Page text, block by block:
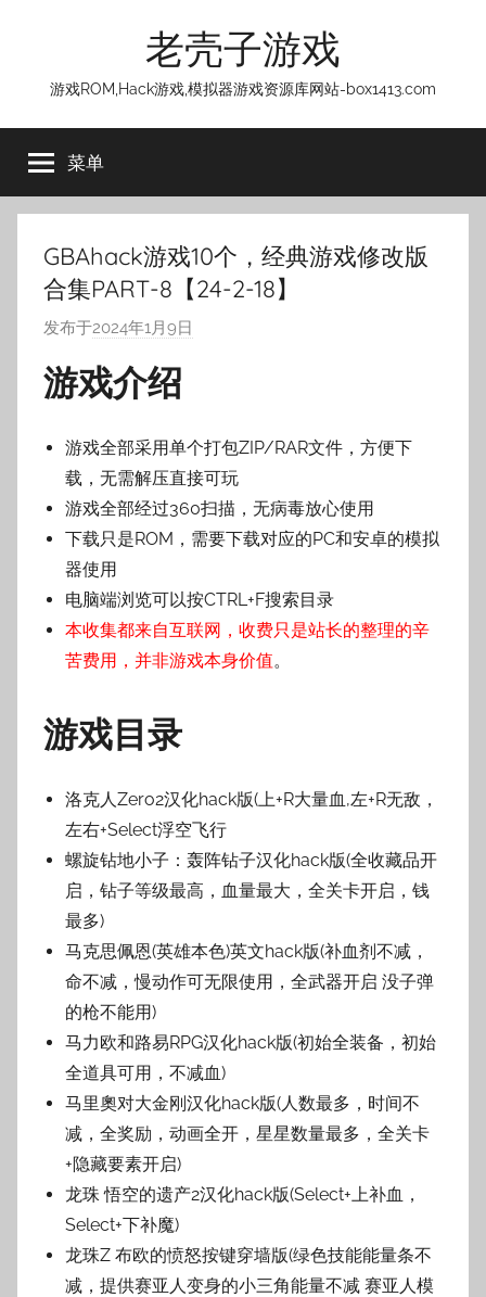
老壳子游戏
游戏ROM,Hack游戏,模拟器游戏资源库网站-box1413.com
菜单
GBAhack游戏10个，经典游戏修改版
合集PART-8【24-2-18】
发布于2024年1月9日
壳
子
游戏介绍
游戏全部采用单个打包ZIP/RAR文件，方便下
载，无需解压直接可玩
游戏全部经过360扫描，无病毒放心使用
下载只是ROM，需要下载对应的PC和安卓的模拟
器使用
电脑端浏览可以按CTRL+F搜索目录
本收集都来自互联网，收费只是站长的整理的辛
苦费用，并非游戏本身价值。
游戏目录
洛克人Zero2汉化hack版(上+R大量血,左+R无敌，
左右+Select浮空飞行
螺旋钻地小子：轰阵钻子汉化hack版(全收藏品开
启，钻子等级最高，血量最大，全关卡开启，钱
最多)
马克思佩恩(英雄本色)英文hack版(补血剂不减，
命不减，慢动作可无限使用，全武器开启 没子弹
的枪不能用)
马力欧和路易RPG汉化hack版(初始全装备，初始
全道具可用，不减血)
马里奧对大金刚汉化hack版(人数最多，时间不
减，全奖励，动画全开，星星数量最多，全关卡
+隐藏要素开启)
龙珠 悟空的遗产2汉化hack版(Select+上补血，
Select+下补魔)
龙珠Z 布欧的愤怒按键穿墙版(绿色技能能量条不
减，提供赛亚人变身的小三角能量不减 赛亚人模